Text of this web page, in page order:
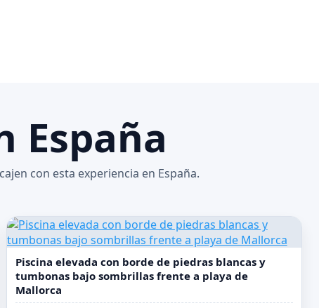
España
con esta experiencia en España.
Piscina elevada con borde de piedras blancas y
tumbonas bajo sombrillas frente a playa de
Mallorca